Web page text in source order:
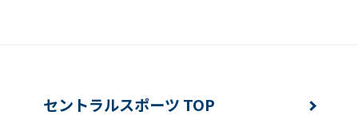
セントラルスポーツ TOP